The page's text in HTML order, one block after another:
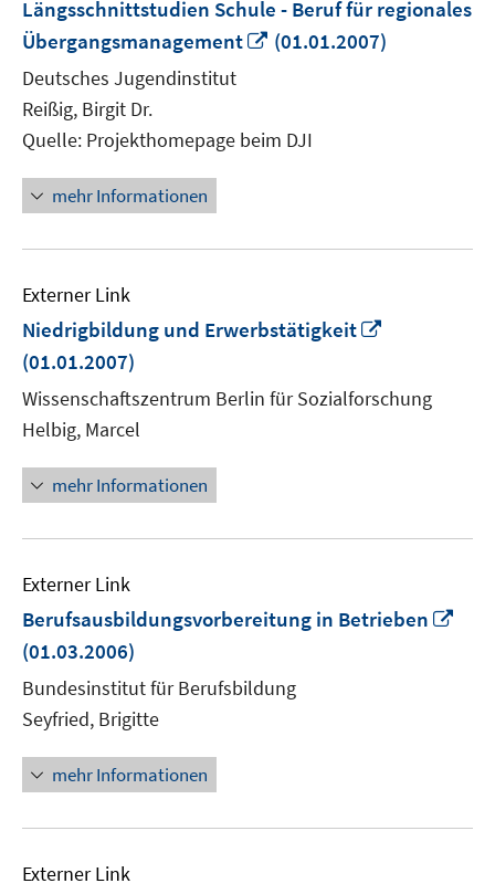
Längsschnittstudien Schule - Beruf für regionales
Übergangsmanagement
In
(01.01.2007)
Deutsches Jugendinstitut
Reißig, Birgit Dr.
Quelle: Projekthomepage beim DJI
mehr Informationen
Externer Link
Niedrigbildung und Erwerbstätigkeit
öffnen
(01.01.2007)
Wissenschaftszentrum Berlin für Sozialforschung
Helbig, Marcel
mehr Informationen
Externer Link
Berufsausbildungsvorbereitung in Betrieben
(01.03.2006)
Bundesinstitut für Berufsbildung
Seyfried, Brigitte
mehr Informationen
Externer Link